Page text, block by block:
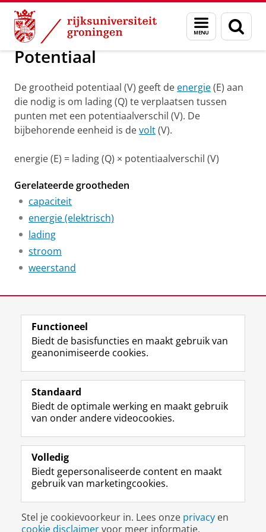
Skip
Content
Skip
Navigation
Menu
en
zoeken
Groningen Academy for Radiation Protection
Potentiaal
De grootheid potentiaal (V) geeft de energie(E) aan
die nodig is om lading (Q) te verplaatsen tussen
punten met een potentiaalverschil (V). De
bijbehorende eenheid is devolt(V).
energie (E) = lading (Q) × potentiaalverschil (V)
Gerelateerde grootheden
capaciteit
energie (elektrisch)
lading
stroom
weerstand
View this page in:English
Volg de RUG
F
a
e
b
o
p
a
i
n
a
L
i
k
e
I
-
p
g
i
n
R
S
-
f
e
R
k
s
u
I
n
t
r
m
c
c
o
Y
o
T
e
k
a
a
Studiekiezers
Alumni
Over ons
Disclaimer & Copyright
Inloggen
Functioneel
Biedt de basisfuncties en maakt gebruik van
geanonimiseerde cookies.
Standaard
Biedt de optimale werking en maakt gebruik
van onder andere videocookies.
Volledig
Biedt gepersonaliseerde content en maakt
gebruik van marketingcookies.
Stel je cookievoorkeur in. Lees onze privacy en
cookie disclaimervoor meer informatie.